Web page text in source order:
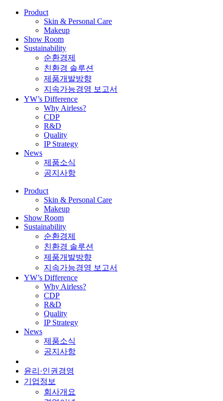
Product
Skin & Personal Care
Makeup
Show Room
Sustainability
순환경제
친환경 솔루션
제품개발방향
지속가능경영 보고서
YW’s Difference
Why Airless?
CDP
R&D
Quality
IP Strategy
News
제품소식
공지사항
Product
Skin & Personal Care
Makeup
Show Room
Sustainability
순환경제
친환경 솔루션
제품개발방향
지속가능경영 보고서
YW’s Difference
Why Airless?
CDP
R&D
Quality
IP Strategy
News
제품소식
공지사항
윤리·인권경영
기업정보
회사개요